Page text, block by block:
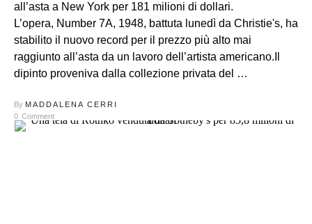
all’asta a New York per 181 milioni di dollari.
L’opera, Number 7A, 1948, battuta lunedì da Christie's, ha
stabilito il nuovo record per il prezzo più alto mai
raggiunto all’asta da un lavoro dell’artista americano.Il
dipinto proveniva dalla collezione privata del …
By MADDALENA CERRI
0 Comment